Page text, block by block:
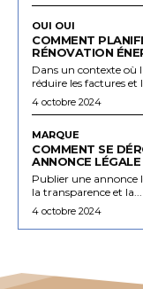
OUI OUI
COMMENT
RÉNOVATION
Dans un contexte où
réduire les factures et
4 octobre 2024
MARQUE
COMMENT SE
ANNONCE LÉGALE
Publier une annonce
la transparence et la...
4 octobre 2024